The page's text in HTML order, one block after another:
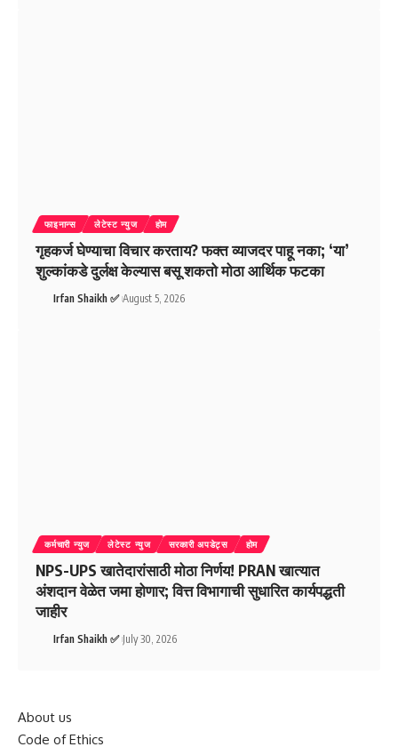
फाइनान्स लेटेस्ट न्युज होम
गृहकर्ज घेण्याचा विचार करताय? फक्त व्याजदर पाहू नका; ‘या’
शुल्कांकडे दुर्लक्ष केल्यास बसू शकतो मोठा आर्थिक फटका
Irfan Shaikh ✅ August 5, 2026
कर्मचारी न्युज लेटेस्ट न्युज सरकारी अपडेट्स होम
NPS-UPS खातेदारांसाठी मोठा निर्णय! PRAN खात्यात
अंशदान वेळेत जमा होणार; वित्त विभागाची सुधारित कार्यपद्धती
जाहीर
Irfan Shaikh ✅ July 30, 2026
About us
Code of Ethics